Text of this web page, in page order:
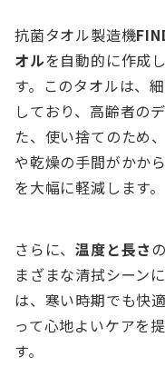
抗菌タオル製造機
オルを自動的に作成
す。このタオルは、
しており、高齢者の
た、使い捨てのため
や乾燥の手間がかか
を大幅に軽減します。
さらに、温度と長さ
まざまな清拭シーン
は、寒い時期でも快
って心地よいケアを
す。